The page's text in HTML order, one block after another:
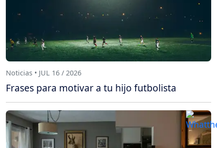
Noticias • JUL 16 / 2026
Frases para motivar a tu hijo futbolista